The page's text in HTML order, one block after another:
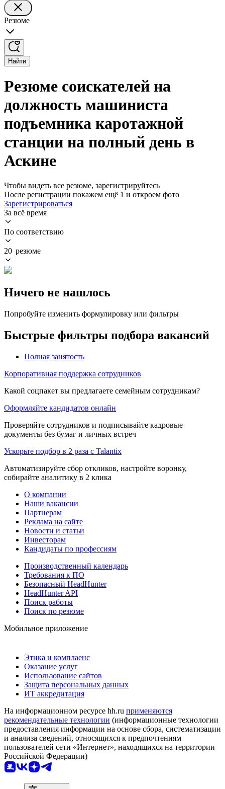
Резюме
Найти
Резюме соискателей на
должность машиниста
подъемника каротажной
станции на полный день в
Аскине
Чтобы видеть все резюме, зарегистрируйтесь
После регистрации покажем ещё 1 и откроем фото
Зарегистрироваться
За всё время
По соответствию
20 резюме
Ничего не нашлось
Попробуйте изменить формулировку или фильтры
Быстрые фильтры подбора вакансий
Полная занятость
Корпоративная поддержка сотрудников
Какой соцпакет вы предлагаете семейным сотрудникам?
Оформляйте кандидатов онлайн
Проверяйте сотрудников и подписывайте кадровые
документы без бумаг и личных встреч
Ускорьте подбор в 2 раза с Talantix
Автоматизируйте сбор откликов, настройте воронку,
собирайте аналитику в 2 клика
О компании
Наши вакансии
Партнерам
Реклама на сайте
Новости и статьи
Инвесторам
Кандидаты по профессиям
Производственный календарь
Требования к ПО
Безопасный HeadHunter
HeadHunter API
Поиск работы
Поиск по резюме
Мобильное приложение
Этика и комплаенс
Оказание услуг
Использование сайтов
Защита персональных данных
ИТ аккредитация
На информационном ресурсе hh.ru применяются
рекомендательные технологии (информационные технологии
предоставления информации на основе сбора, систематизации
и анализа сведений, относящихся к предпочтениям
пользователей сети «Интернет», находящихся на территории
Российской Федерации)